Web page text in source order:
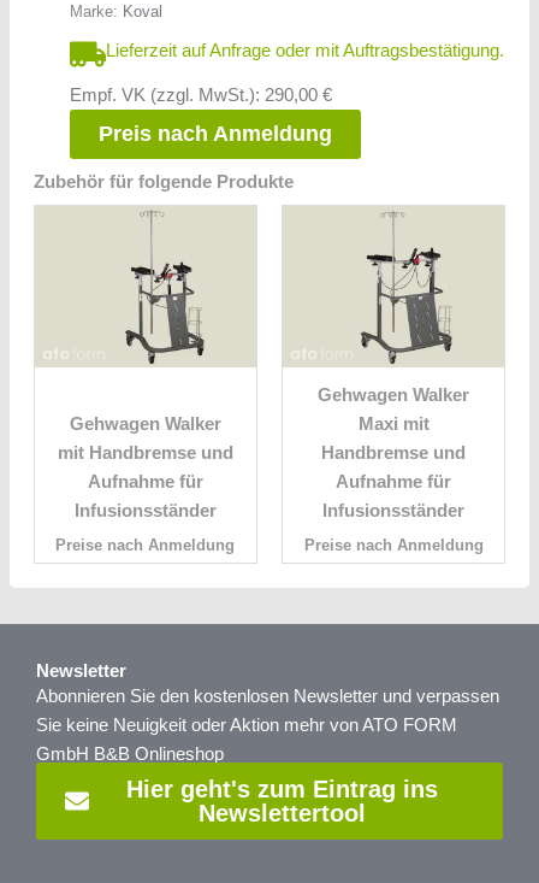
Marke: Koval
Lieferzeit auf Anfrage oder mit Auftragsbestätigung.
Empf. VK (zzgl. MwSt.): 290,00 €
Preis nach Anmeldung
Zubehör für folgende Produkte
Gehwagen Walker
mit Handbremse und
Aufnahme für
Infusionsständer
Preise nach Anmeldung
Gehwagen Walker
Maxi mit
Handbremse und
Aufnahme für
Infusionsständer
Preise nach Anmeldung
Newsletter
Abonnieren Sie den kostenlosen Newsletter und verpassen
Sie keine Neuigkeit oder Aktion mehr von ATO FORM
GmbH B&B Onlineshop
Hier geht's zum Eintrag ins
Newslettertool